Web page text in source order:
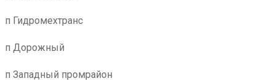
п Гидромехтранс
п Дорожный
п Западный промрайон